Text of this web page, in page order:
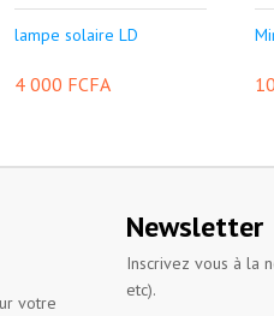
lampe solaire LD
4 000 FCFA
votre
Newsletter
Inscrivez vous à la
etc).